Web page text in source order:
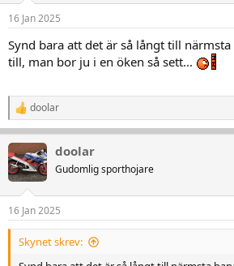
e
:
16 Jan 2025
Synd bara att det är så långt till
till, man bor ju i en öken så sett...
R
e
a
k
t
i
e
r
doolar
doolar
Gudomlig sporthojare
16 Jan 2025
Skynet skrev: